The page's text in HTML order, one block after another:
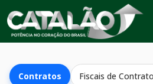
Contratos Fiscais de